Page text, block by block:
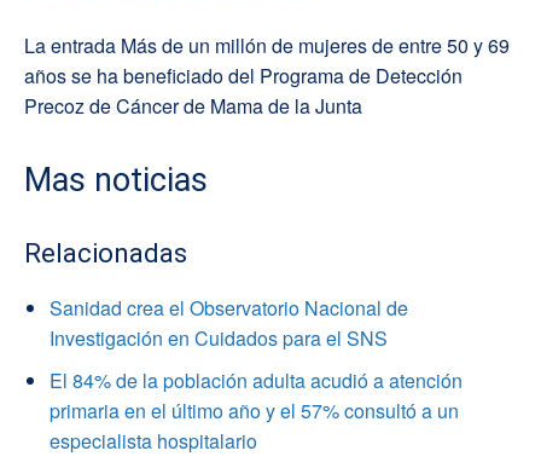
La entrada Más de un millón de mujeres de entre 50 y 69
años se ha beneficiado del Programa de Detección
Precoz de Cáncer de Mama de la Junta
Mas noticias
Relacionadas
Sanidad crea el Observatorio Nacional de
Investigación en Cuidados para el SNS
El 84% de la población adulta acudió a atención
primaria en el último año y el 57% consultó a un
especialista hospitalario